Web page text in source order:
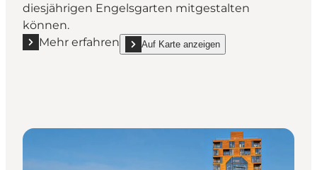
diesjährigen Engelsgarten mitgestalten
können.
Mehr erfahren
Mehr erfahren "Der Engelsgarten bei Skovgaard
Auf Karte anzeigen
show Der Engelsgarten bei Skovgaard